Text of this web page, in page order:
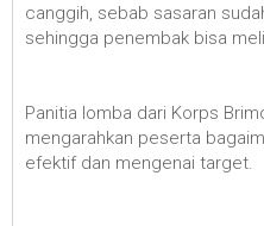
canggih, sebab sasaran
sehingga penembak bisa
Panitia lomba dari Korps
mengarahkan peserta
efektif dan mengenai target.